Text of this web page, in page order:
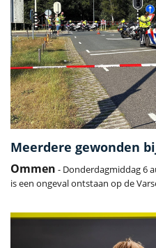
Meerdere gewonden
Ommen - Donderdagmiddag 6
is een ongeval ontstaan op de